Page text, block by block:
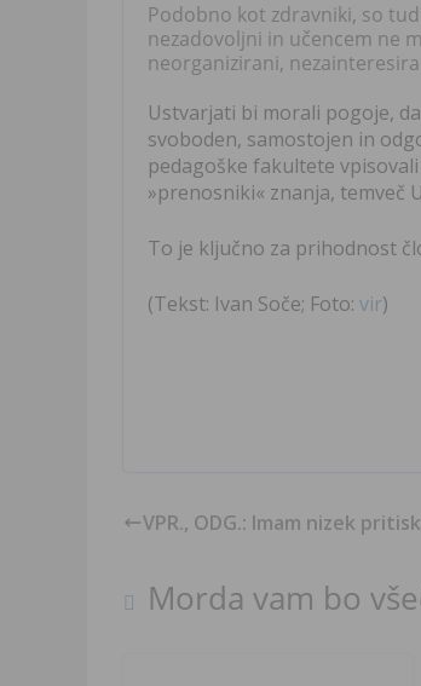
Podobno kot zdravniki, so
nezadovoljni in učencem ne
neorganizirani,
Ustvarjati bi morali pogoje,
svoboden, samostojen in
pedagoške fakultete
»prenosniki« znanja, temveč
To je ključno za prihodnost
(Tekst: Ivan Soče; Foto: vir)
VPR., ODG.: Imam nizek
Morda vam bo